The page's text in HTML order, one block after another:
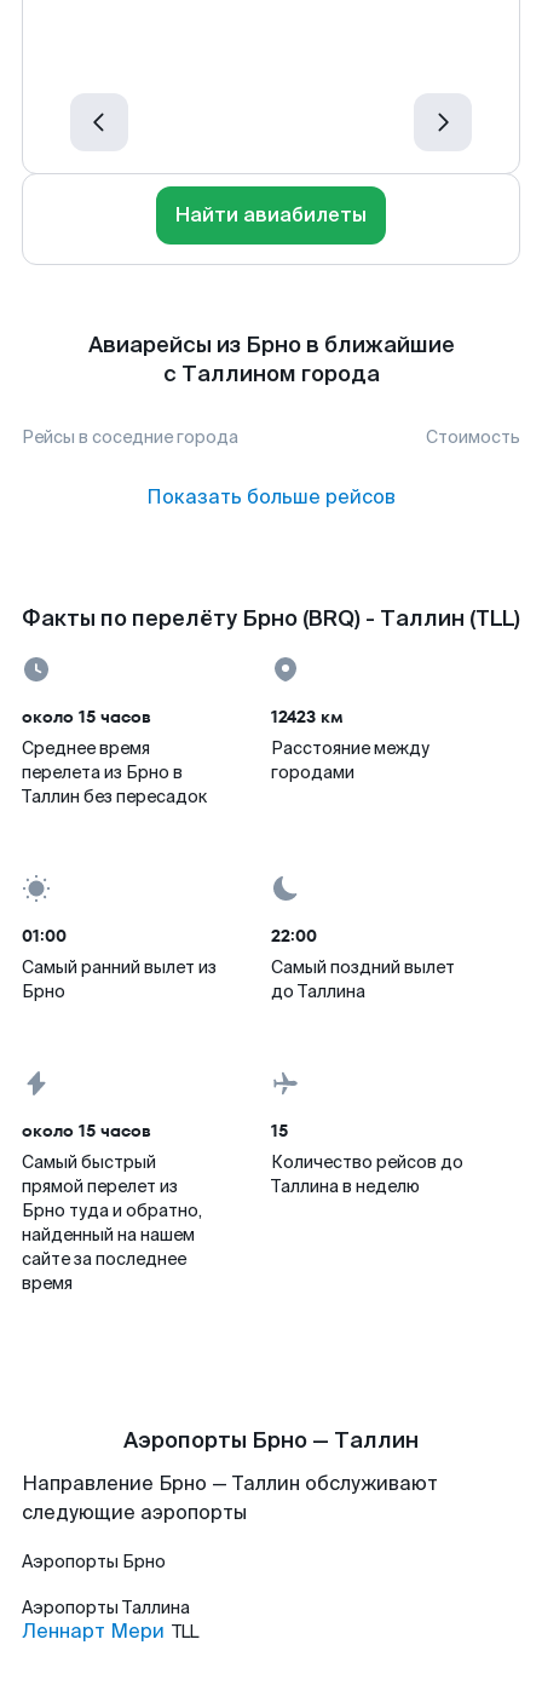
Найти авиабилеты
Авиарейсы из Брно в ближайшие
с Таллином города
Рейсы в соседние города Стоимость
Показать больше рейсов
Факты по перелёту Брно (BRQ) - Таллин (TLL)
около 15 часов
Среднее время
перелета из Брно в
Таллин без пересадок
12423 км
Расстояние между
городами
01:00
Самый ранний вылет из
Брно
22:00
Самый поздний вылет
до Таллина
около 15 часов
Самый быстрый
прямой перелет из
Брно туда и обратно,
найденный на нашем
сайте за последнее
время
15
Количество рейсов до
Таллина в неделю
Аэропорты Брно — Таллин
Направление Брно — Таллин обслуживают
следующие аэропорты
Аэропорты Брно
Аэропорты Таллина
Леннарт Мери TLL